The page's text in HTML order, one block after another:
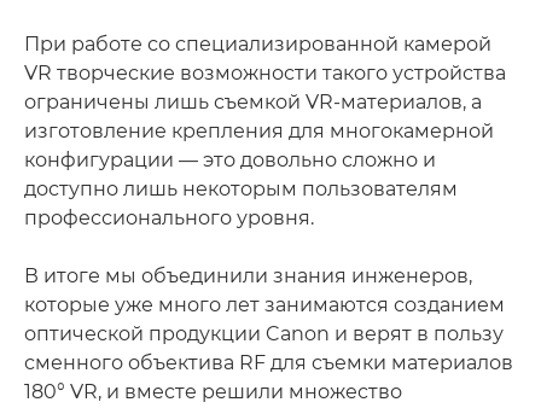
При работе со специализированной камерой
VR творческие возможности такого устройства
ограничены лишь съемкой VR-материалов, а
изготовление крепления для многокамерной
конфигурации — это довольно сложно и
доступно лишь некоторым пользователям
профессионального уровня.
В итоге мы объединили знания инженеров,
которые уже много лет занимаются созданием
оптической продукции Canon и верят в пользу
сменного объектива RF для съемки материалов
180° VR, и вместе решили множество